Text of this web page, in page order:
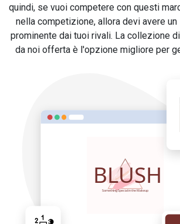
quindi, se vuoi competere con questi
nella competizione, allora devi avere
prominente dai tuoi rivali. La collezione
da noi offerta è l'opzione migliore per